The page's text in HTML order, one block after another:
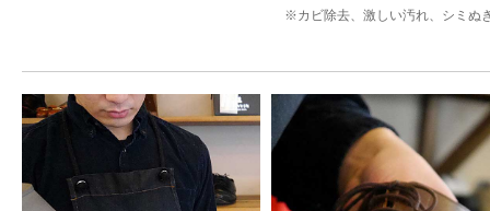
※カビ除去、激しい汚れ、シミぬ